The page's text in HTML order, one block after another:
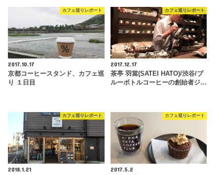
カフェ巡りレポート
2017.10.17
京都コーヒースタンド、カフェ巡
り １日目
カフェ巡りレポート
2017.12.17
茶亭 羽當(SATEI HATO)/渋谷/ブ
ルーボトルコーヒーの創始者ジ…
カフェ巡りレポート
2018.1.21
カフェ巡りレポート
2017.5.2